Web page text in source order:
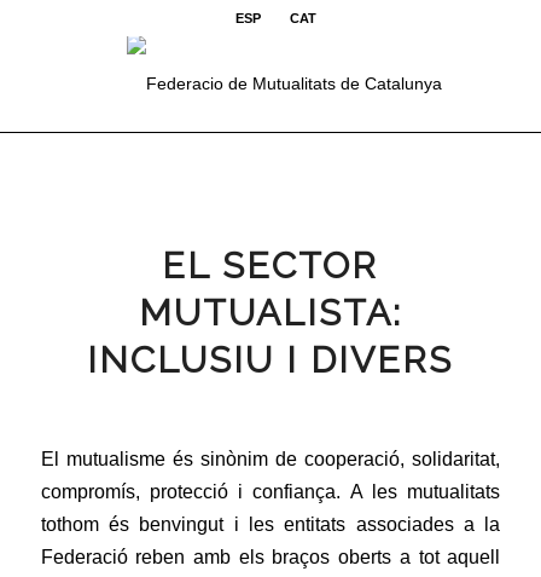
ESP CAT
EL SECTOR
MUTUALISTA:
INCLUSIU I DIVERS
El mutualisme és sinònim de cooperació, solidaritat,
compromís, protecció i confiança. A les mutualitats
tothom és benvingut i les entitats associades a la
Federació reben amb els braços oberts a tot aquell